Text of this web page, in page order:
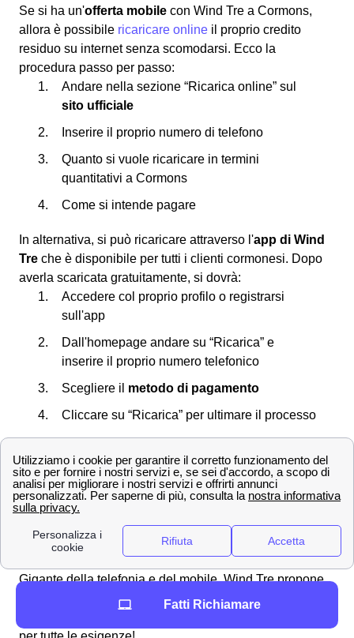
Se si ha un'offerta mobile con Wind Tre a Cormons,
allora è possibile ricaricare online il proprio credito
residuo su internet senza scomodarsi. Ecco la
procedura passo per passo:
Andare nella sezione “Ricarica online” sul
sito ufficiale
Inserire il proprio numero di telefono
Quanto si vuole ricaricare in termini
quantitativi a Cormons
Come si intende pagare
In alternativa, si può ricaricare attraverso l'app di Wind
Tre che è disponibile per tutti i clienti cormonesi. Dopo
averla scaricata gratuitamente, si dovrà:
Accedere col proprio profilo o registrarsi
sull'app
Dall'homepage andare su “Ricarica” e
inserire il proprio numero telefonico
Scegliere il metodo di pagamento
Cliccare su “Ricarica” per ultimare il processo
della carta da Cormons sul sistema di Wind Tre così da
non doverli digitare di nuovo.
Scopri le offerte Wind Tre a Cormons e la velocità di
Offerte Wind Tre nella città di Cormons
Gigante della telefonia e del mobile, Wind Tre propone
per i clienti di Cormons tantissime offerte su misura per
Fatti Richiamare